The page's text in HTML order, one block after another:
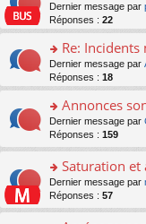
c
e
nt
pl
u
ré
c
e
nt
n
o
n
lu
le
pl
u
ré
c
e
nt
s
a
e
n
o
n
lu
le
pl
u
ré
c
e
nt
er
le
m
e
s
s
a
e
n
o
n
lu
le
pl
o
n
s
ult
er
le
m
e
s
s
a
g
e
n
o
n
Dernier message par
Réponses : 22
o
n
s
ult
er
le
s
s
a
g
Re:
Dernier message par
Réponses : 18
o
n
s
ult
er
le
m
e
Annonces
Dernier message par
Réponses : 159
o
n
s
Saturation et
Dernier message par
Réponses : 57